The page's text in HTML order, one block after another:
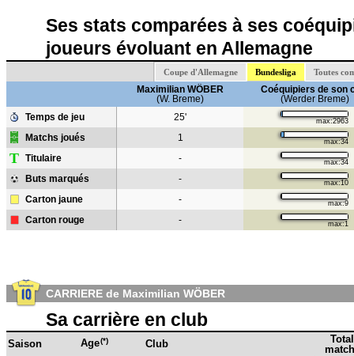
Ses stats comparées à ses
joueurs évoluant en Allemagne
Coupe d'Allemagne Bundesliga Toutes
Maximilian WÖBER
(W. Breme)
Coéquipiers de son
(Werder Breme)
Temps de jeu
25' max:2963
Matchs joués 1 max:34
T Titulaire - max:34
Buts marqués - max:10
Carton jaune - max:9
Carton rouge - max:1
CARRIERE de Maximilian WÖBER
Sa carrière en club
Saison Age(*) Club
Total